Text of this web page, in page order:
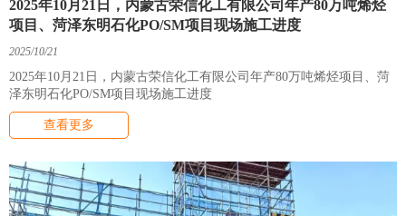
2025年10月21日，内蒙古荣信化工有限公司年产80万吨烯烃
项目、菏泽东明石化PO/SM项目现场施工进度
2025/10/21
2025年10月21日，内蒙古荣信化工有限公司年产80万吨烯烃项目、菏
泽东明石化PO/SM项目现场施工进度
查看更多